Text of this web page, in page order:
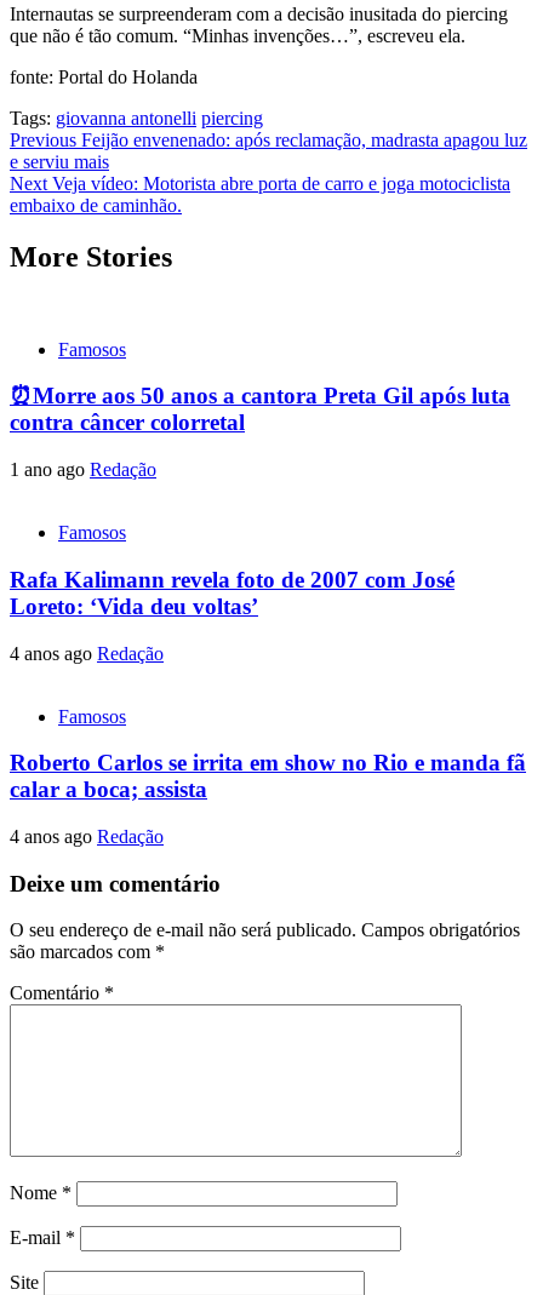
Internautas se surpreenderam com a decisão inusitada do piercing
que não é tão comum. “Minhas invenções…”, escreveu ela.
fonte: Portal do Holanda
Tags: giovanna antonelli piercing
Post
navigation
Previous Feijão envenenado: após reclamação, madrasta apagou luz
e serviu mais
Next Veja vídeo: Motorista abre porta de carro e joga motociclista
embaixo de caminhão.
More Stories
Famosos
⏰Morre aos 50 anos a cantora Preta Gil após luta
contra câncer colorretal
1 ano ago Redação
Famosos
Rafa Kalimann revela foto de 2007 com José
Loreto: ‘Vida deu voltas’
4 anos ago Redação
Famosos
Roberto Carlos se irrita em show no Rio e manda fã
calar a boca; assista
4 anos ago Redação
Deixe um comentário
O seu endereço de e-mail não será publicado. Campos obrigatórios
são marcados com *
Comentário *
Nome *
E-mail *
Site